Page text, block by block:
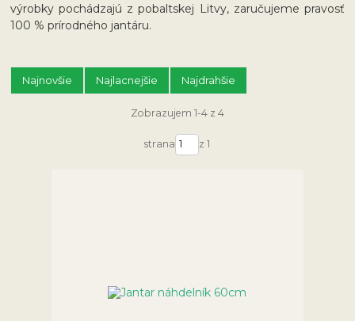
výrobky pochádzajú z pobaltskej Litvy, zaručujeme pravosť
100 % prírodného jantáru.
Najnovšie Najlacnejšie Najdrahšie
Zobrazujem 1-4 z 4
strana z 1